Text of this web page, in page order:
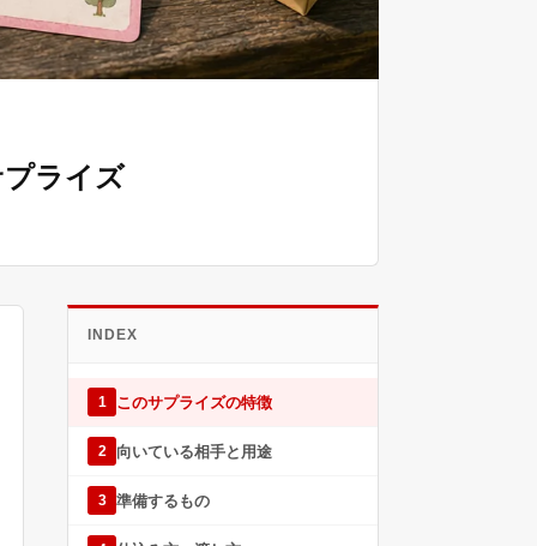
ライズ
INDEX
1 このサプライズの特徴
2 向いている相手と用途
3 準備するもの